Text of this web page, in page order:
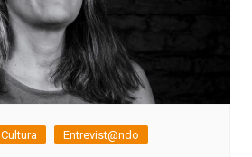
Cultura Entrevist@ndo